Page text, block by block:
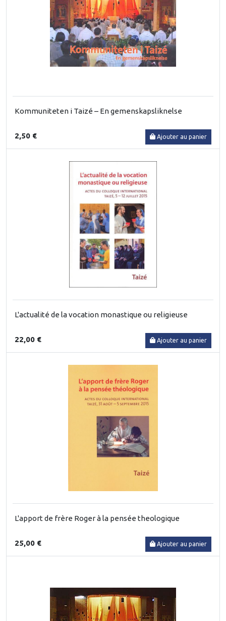
Kommuniteten i Taizé – En gemenskapsliknelse
2,50 € Ajouter au panier
L'actualité de la vocation monastique ou religieuse
22,00 € Ajouter au panier
L'apport de frère Roger à la pensée theologique
25,00 € Ajouter au panier